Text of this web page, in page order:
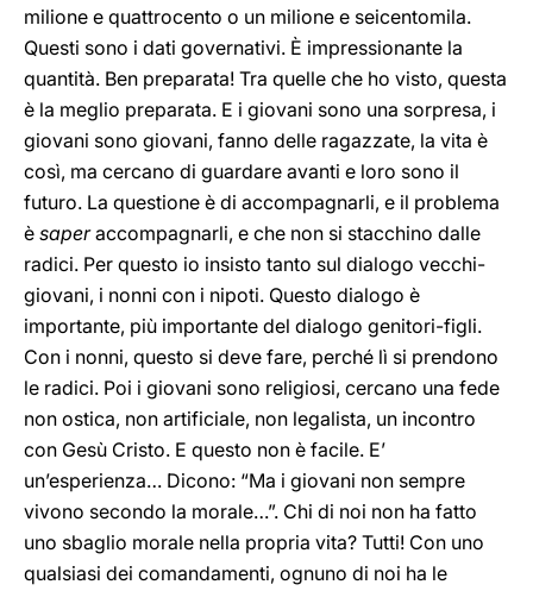
milione e quattrocento o un milione e seicentomila.
Questi sono i dati governativi. È impressionante la
quantità. Ben preparata! Tra quelle che ho visto, questa
è la meglio preparata. E i giovani sono una sorpresa, i
giovani sono giovani, fanno delle ragazzate, la vita è
così, ma cercano di guardare avanti e loro sono il
futuro. La questione è di accompagnarli, e il problema
è saperaccompagnarli, e che non si stacchino dalle
radici. Per questo io insisto tanto sul dialogo vecchi-
giovani, i nonni con i nipoti. Questo dialogo è
importante, più importante del dialogo genitori-figli.
Con i nonni, questo si deve fare, perché lì si prendono
le radici. Poi i giovani sono religiosi, cercano una fede
non ostica, non artificiale, non legalista, un incontro
con Gesù Cristo. E questo non è facile. E’
un’esperienza… Dicono: “Ma i giovani non sempre
vivono secondo la morale…”. Chi di noi non ha fatto
uno sbaglio morale nella propria vita? Tutti! Con uno
qualsiasi dei comandamenti, ognuno di noi ha le